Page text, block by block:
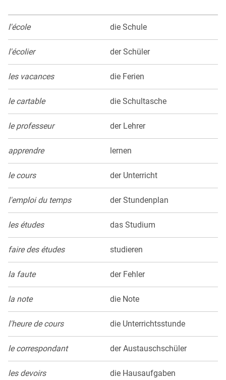
l'école die Schule
l'écolier der Schüler
les vacances die Ferien
le cartable die Schultasche
le professeur der Lehrer
apprendre lernen
le cours der Unterricht
l'emploi du temps der Stundenplan
les études das Studium
faire des études studieren
la faute der Fehler
la note die Note
l'heure de cours die Unterrichtsstunde
le correspondant der Austauschschüler
les devoirs die Hausaufgaben